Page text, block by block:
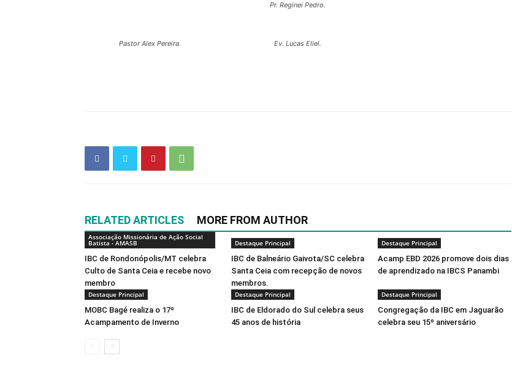
Pr. Reginei Pedro.
Pastor Alex Pereira. Ev. Lucas Eliel.
RELATED ARTICLES MORE FROM AUTHOR
Associação Missionária de Ação Social
Batista - AMASB
IBC de Rondonópolis/MT celebra
Culto de Santa Ceia e recebe novo
membro
Destaque Principal
IBC de Balneário Gaivota/SC celebra
Santa Ceia com recepção de novos
membros.
Destaque Principal
Acamp EBD 2026 promove dois dias
de aprendizado na IBCS Panambi
Destaque Principal
MOBC Bagé realiza o 17º
Acampamento de Inverno
Destaque Principal
IBC de Eldorado do Sul celebra seus
45 anos de história
Destaque Principal
Congregação da IBC em Jaguarão
celebra seu 15º aniversário